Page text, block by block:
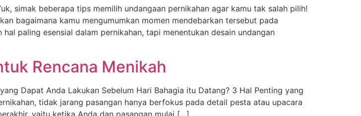
simak beberapa tips memilih undangaan pernikahan agar kamu tak salah pilih!
bagaimana kamu mengumumkan momen mendebarkan tersebut pada
paling esensial dalam pernikahan, tapi menentukan desain undangan
Rencana Menikah
Dapat Anda Lakukan Sebelum Hari Bahagia itu Datang? 3 Hal Penting yang
tidak jarang pasangan hanya berfokus pada detail pesta atau upacara
yaitu ketika Anda dan pasangan mulai […]